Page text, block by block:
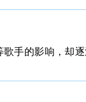
歌手的影响，却